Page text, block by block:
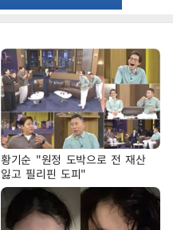
황기순 "원정 도박으로 전 재산
잃고 필리핀 도피"